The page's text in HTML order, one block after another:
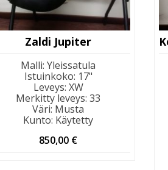
Zaldi Jupiter
Malli:Yleissatula
Istuinkoko: 17"
Leveys: XW
Merkitty leveys:33
Väri: Musta
Kunto: Käytetty
850,00 €